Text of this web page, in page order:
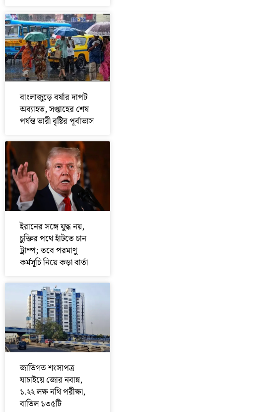
বাংলাজুড়ে বর্ষার দাপট
অব্যাহত, সপ্তাহের শেষ
পর্যন্ত ভারী বৃষ্টির পূর্বাভাস
ইরানের সঙ্গে যুদ্ধ নয়,
চুক্তির পথে হাঁটতে চান
ট্রাম্প; তবে পরমাণু
কর্মসূচি নিয়ে কড়া বার্তা
জাতিগত শংসাপত্র
যাচাইয়ে জোর নবান্ন,
১.২২ লক্ষ নথি পরীক্ষা,
বাতিল ১৩৫টি